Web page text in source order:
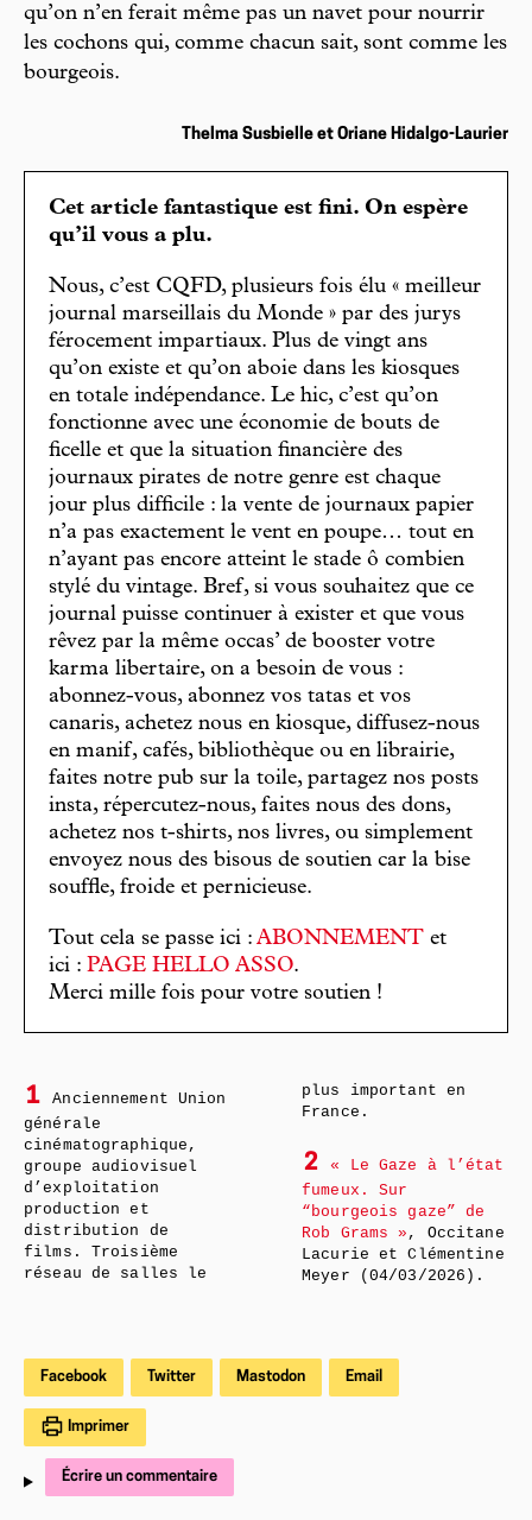
qu’on n’en ferait même pas un navet pour nourrir
les cochons qui, comme chacun sait, sont comme les
bourgeois.
Thelma Susbielle et Oriane Hidalgo-Laurier
Cet article fantastique est fini. On espère
qu’il vous a plu.
Nous, c’est CQFD, plusieurs fois élu « meilleur
journal marseillais du Monde » par des jurys
férocement impartiaux. Plus de vingt ans
qu’on existe et qu’on aboie dans les kiosques
en totale indépendance. Le hic, c’est qu’on
fonctionne avec une économie de bouts de
ficelle et que la situation financière des
journaux pirates de notre genre est chaque
jour plus difficile : la vente de journaux papier
n’a pas exactement le vent en poupe… tout en
n’ayant pas encore atteint le stade ô combien
stylé du vintage. Bref, si vous souhaitez que ce
journal puisse continuer à exister et que vous
rêvez par la même occas’ de booster votre
karma libertaire, on a besoin de vous :
abonnez-vous, abonnez vos tatas et vos
canaris, achetez nous en kiosque, diffusez-nous
en manif, cafés, bibliothèque ou en librairie,
faites notre pub sur la toile, partagez nos posts
insta, répercutez-nous, faites nous des dons,
achetez nos t-shirts, nos livres, ou simplement
envoyez nous des bisous de soutien car la bise
souffle, froide et pernicieuse.
Tout cela se passe ici : ABONNEMENT et
ici : PAGE HELLO ASSO.
Merci mille fois pour votre soutien !
1
Anciennement Union
générale
cinématographique,
groupe audiovisuel
d’exploitation
production et
distribution de
films. Troisième
réseau de salles le
plus important en
France.
2
« Le Gaze à l’état
fumeux. Sur
“bourgeois gaze” de
Rob Grams » , Occitane
Lacurie et Clémentine
Meyer (04/03/2026).
Facebook Twitter Mastodon Email
Imprimer
Écrire un commentaire